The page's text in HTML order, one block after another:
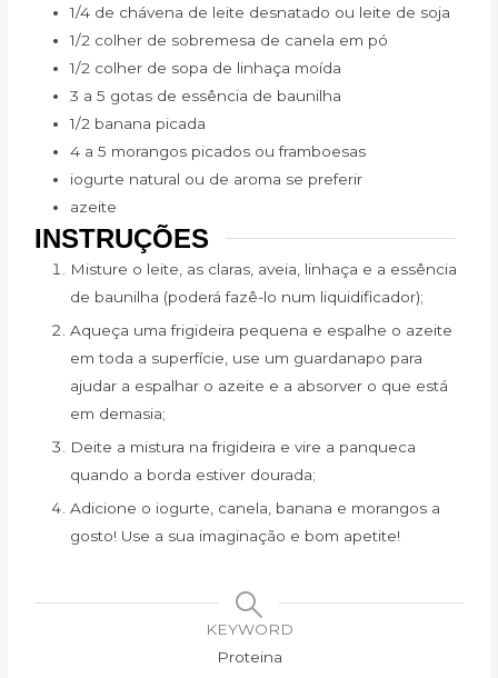
1/4 de chávena de leite desnatado ou leite de soja
1/2 colher de sobremesa de canela em pó
1/2 colher de sopa de linhaça moída
3 a 5 gotas de essência de baunilha
1/2 banana picada
4 a 5 morangos picados ou framboesas
iogurte natural ou de aroma se preferir
azeite
INSTRUÇÕES
Misture o leite, as claras, aveia, linhaça e a essência
de baunilha (poderá fazê-lo num liquidificador);
Aqueça uma frigideira pequena e espalhe o azeite
em toda a superfície, use um guardanapo para
ajudar a espalhar o azeite e a absorver o que está
em demasia;
Deite a mistura na frigideira e vire a panqueca
quando a borda estiver dourada;
Adicione o iogurte, canela, banana e morangos a
gosto! Use a sua imaginação e bom apetite!
KEYWORD
Proteina